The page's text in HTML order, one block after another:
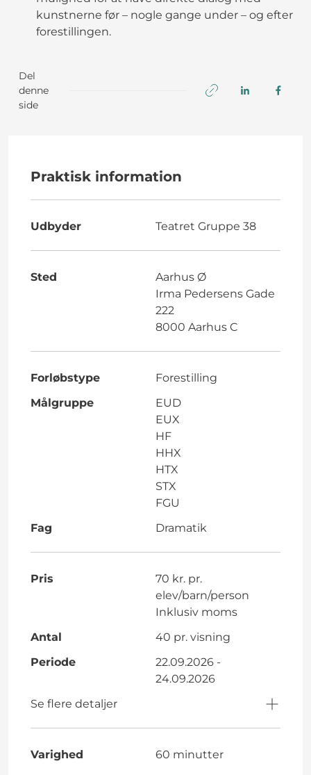
kunstnerne før – nogle gange under – og efter
forestillingen.
Del
denne
side
Praktisk information
Udbyder Teatret Gruppe 38
Sted
Aarhus Ø
Irma Pedersens Gade
222
8000 Aarhus C
Forløbstype
Forestilling
Målgruppe
EUD
EUX
HF
HHX
HTX
STX
FGU
Fag
Dramatik
Pris
70 kr. pr.
elev/barn/person
Inklusiv moms
Antal
40 pr. visning
Periode
22.09.2026 -
24.09.2026
Se flere detaljer
Varighed 60 minutter